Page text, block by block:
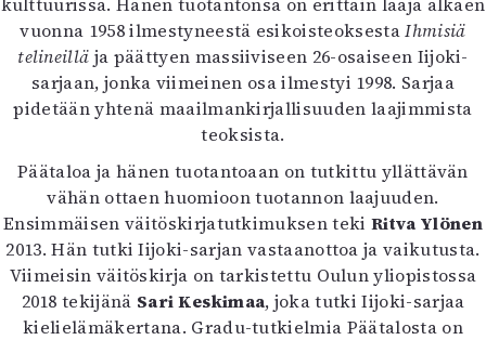
Esitystaide
Arkisto
Lehdet
4/2026
2–3/2026
1/2026
6/2025
5/2025 saame
5/2025
Lehtiarkisto
vuonna 1958 ilmestyneestä esikoisteoksestaIhmisiä
telineillä ja päättyen massiiviseen 26-osaiseen Iijoki-
sarjaan, jonka viimeinen osa ilmestyi 1998. Sarjaa
pidetään yhtenä maailmankirjallisuuden laajimmista
teoksista.
Päätaloa ja hänen tuotantoaan on tutkittu yllättävän
vähän ottaen huomioon tuotannon laajuuden.
Ensimmäisen väitöskirjatutkimuksen teki Ritva Ylönen
2013. Hän tutki Iijoki-sarjan vastaanottoa ja vaikutusta.
Viimeisin väitöskirja on tarkistettu Oulun yliopistossa
2018 tekijänä Sari Keskimaa, joka tutki Iijoki-sarjaa
kielielämäkertana. Gradu-tutkielmia Päätalosta on